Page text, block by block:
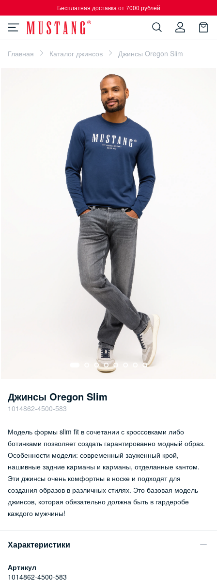
Бесплатная доставка от 7000 рублей
Главная Каталог джинсов Джинсы Oregon Slim
Джинсы Oregon Slim
1014862-4500-583
Модель формы slim fit в сочетании с кроссовками либо
ботинками позволяет создать гарантированно модный образ.
Особенности модели: современный зауженный крой,
нашивные задние карманы и карманы, отделанные кантом.
Эти джинсы очень комфортны в носке и подходят для
создания образов в различных стилях. Это базовая модель
джинсов, которая обязательно должна быть в гардеробе
каждого мужчины!
Характеристики
Артикул
1014862-4500-583